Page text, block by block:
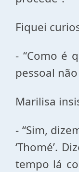
Fiquei
- “Como é
pessoal
Marilisa
- “Sim,
‘Thomé’.
tempo lá